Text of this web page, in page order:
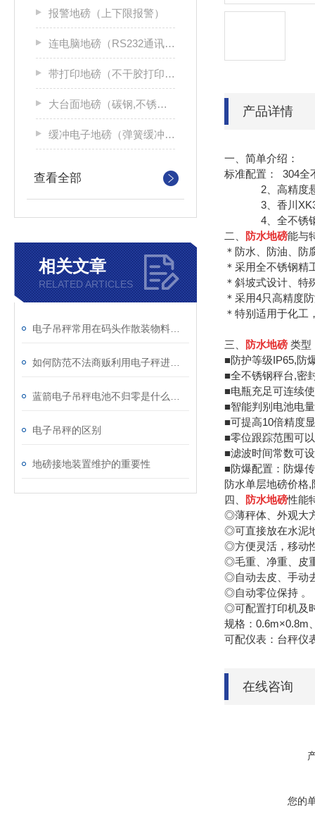
报警地磅（上下限报警）
连电脑地磅（RS232通讯接口）
带打印地磅（不干胶打印机）
大台面地磅（碳钢,不锈钢）
缓冲电子地磅（弹簧缓冲地磅）
查看全部
相关文章
RELATED ARTICLES
电子吊秤的区别
地磅接地装置维护的重要性
产品详情
一、简单介绍：
标准配置： 304全
2、高精度悬
3、香川
4、全不锈钢
二、
防水地磅能与
＊防水、防油、防
＊采用全不锈钢精
＊斜坡式设计、特
＊采用4只高精度
＊特别适用于化工
三、 防水地磅 类型
■防护等级IP65,防
■全不锈钢秤台,密
■电瓶充足可连续
■智能判别电池电
■可提高10倍精度
■零位跟踪范围可
■滤波时间常数可
■防爆配置：防爆
防水单层地磅价格
四、
防水地磅性能
◎薄秤体、外观大
◎可直接放在水泥
◎方便灵活，移动
◎毛重、净重、皮
◎自动去皮、手动
◎自动零位保持 。
◎可配置打印机
规格：0.6m×0.8m
可配仪表：台秤仪
在线咨询
您的